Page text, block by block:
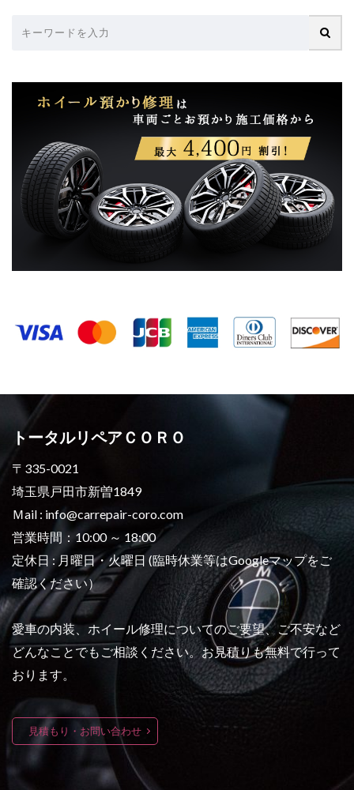
トータルリペアＣＯＲＯ
〒335-0021
埼玉県戸田市新曽1849
Ｍail : info@carrepair-coro.com
営業時間：10:00 ～ 18:00
定休日 : 月曜日・火曜日 (臨時休業等はGoogleマップをご
確認ください）
愛車の内装、ホイール修理についてのご要望、ご不安など
どんなことでもご相談ください。お見積りも無料で行って
おります。
見積もり・お問い合わせ